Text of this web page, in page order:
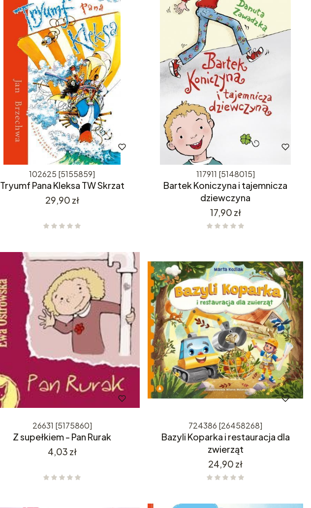
102625 [5155859]
Tryumf Pana Kleksa TW Skrzat
Cena
29,90 zł
117911 [5148015]
Bartek Koniczyna i tajemnicza
dziewczyna
Cena
17,90 zł
26631 [5175860]
Z supełkiem - Pan Rurak
Cena
4,03 zł
724386 [26458268]
Bazyli Koparka i restauracja dla
zwierząt
Cena
24,90 zł